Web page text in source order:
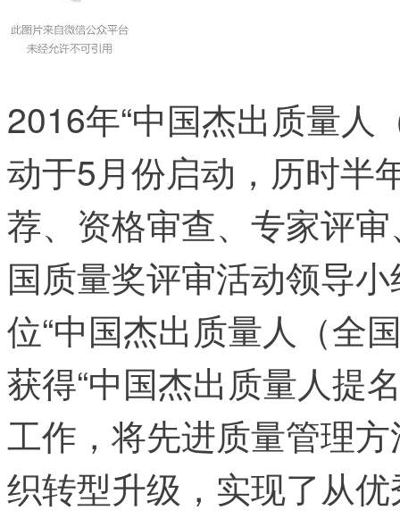
2016年“中国杰出质量人
动于5月份启动，历时半
荐、资格审查、专家评
国质量奖评审活动领导
位“中国杰出质量人（全
获得“中国杰出质量人提
工作，将先进质量管理
织转型升级，实现了从